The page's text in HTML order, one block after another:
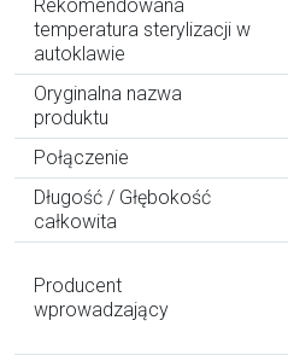
Rekomendowana
temperatura sterylizacji w
autoklawie
Oryginalna nazwa
produktu
Połączenie
Długość / Głębokość
całkowita
Producent
wprowadzający